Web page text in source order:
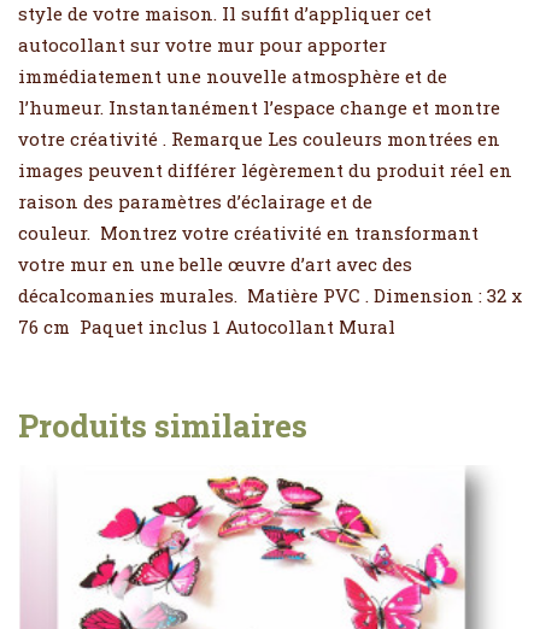
style de votre maison. Il suffit d’appliquer cet
autocollant sur votre mur pour apporter
immédiatement une nouvelle atmosphère et de
l’humeur. Instantanément l’espace change et montre
votre créativité . Remarque Les couleurs montrées en
images peuvent différer légèrement du produit réel en
raison des paramètres d’éclairage et de
couleur. Montrez votre créativité en transformant
votre mur en une belle œuvre d’art avec des
décalcomanies murales. Matière PVC . Dimension : 32 x
76 cm Paquet inclus 1 Autocollant Mural
Produits similaires